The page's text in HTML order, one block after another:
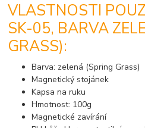
VLASTNOSTI
SK-05, BARVA
GRASS):
Barva: zelená (Spring Grass)
Magnetický stojánek
Kapsa na ruku
Hmotnost: 100g
Magnetické zavírání